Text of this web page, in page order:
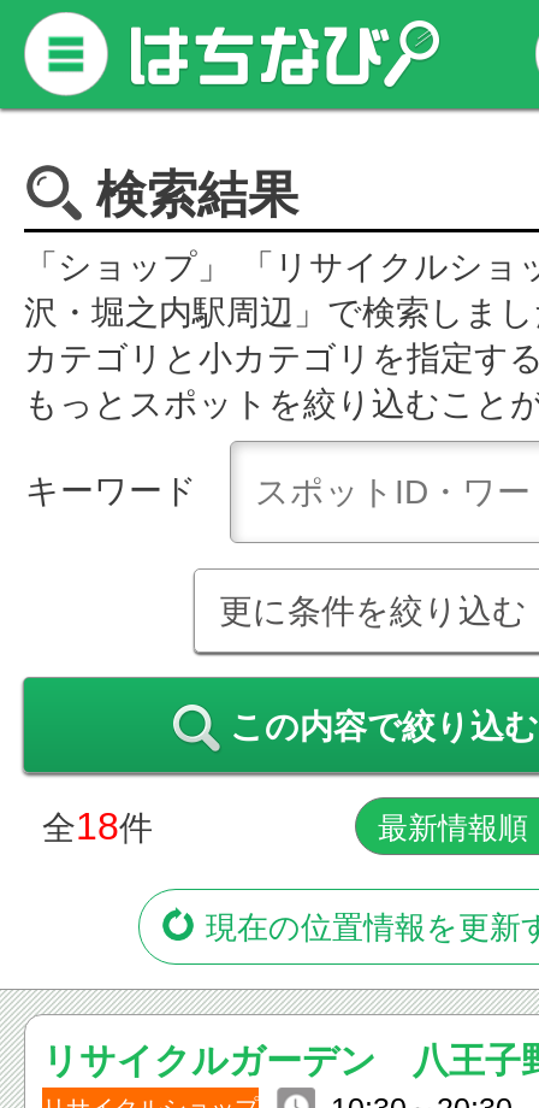
検索結果
「ショップ」 「リサイクルショ
沢・堀之内駅周辺」で検索しま
カテゴリと小カテゴリを指定す
もっとスポットを絞り込むこと
キーワード
更に条件を絞り込む
この内容で絞り込む
全18件
現在の位置情報を更新
リサイクルガーデン 八王子